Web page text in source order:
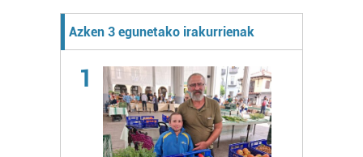
Azken 3 egunetako irakurrienak
1